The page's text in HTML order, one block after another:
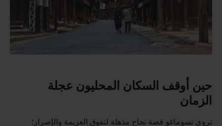
حين أوقف السكان المحليون عجلة
الزمان
تروي تسوماغو قصة نجاح مذهلة لتفوق العزيمة والإصرار؛